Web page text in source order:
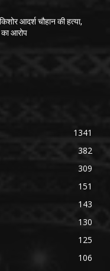
आदर्श चौहान की हत्या,
का आरोप
1341
382
309
151
143
130
125
106